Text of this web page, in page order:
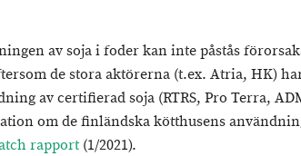
av soja i foder kan inte påstås
de stora aktörerna (t.ex. Atria, HK)
av certifierad soja (RTRS, Pro Terra,
om de finländska kötthusens
rapport (1/2021).